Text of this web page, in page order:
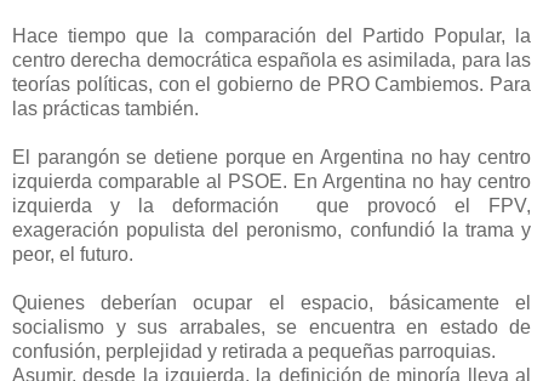
Hace tiempo que la comparación del Partido Popular, la
centro derecha democrática española es asimilada, para las
teorías políticas, con el gobierno de PRO Cambiemos. Para
las prácticas también.
El parangón se detiene porque en Argentina no hay centro
izquierda comparable al PSOE. En Argentina no hay centro
izquierda y la deformación que provocó el FPV,
exageración populista del peronismo, confundió la trama y
peor, el futuro.
Quienes deberían ocupar el espacio, básicamente el
socialismo y sus arrabales, se encuentra en estado de
confusión, perplejidad y retirada a pequeñas parroquias.
Asumir, desde la izquierda, la definición de minoría lleva al